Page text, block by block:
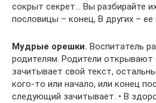
сокрыт секрет… Вы разбирайте
пословицы – конец, В других – ее
Мудрые орешки. Воспитатель
родителям. Родители открывают
зачитывает свой текст,
кого-то или начало, или конец
следующий зачитывает. • В